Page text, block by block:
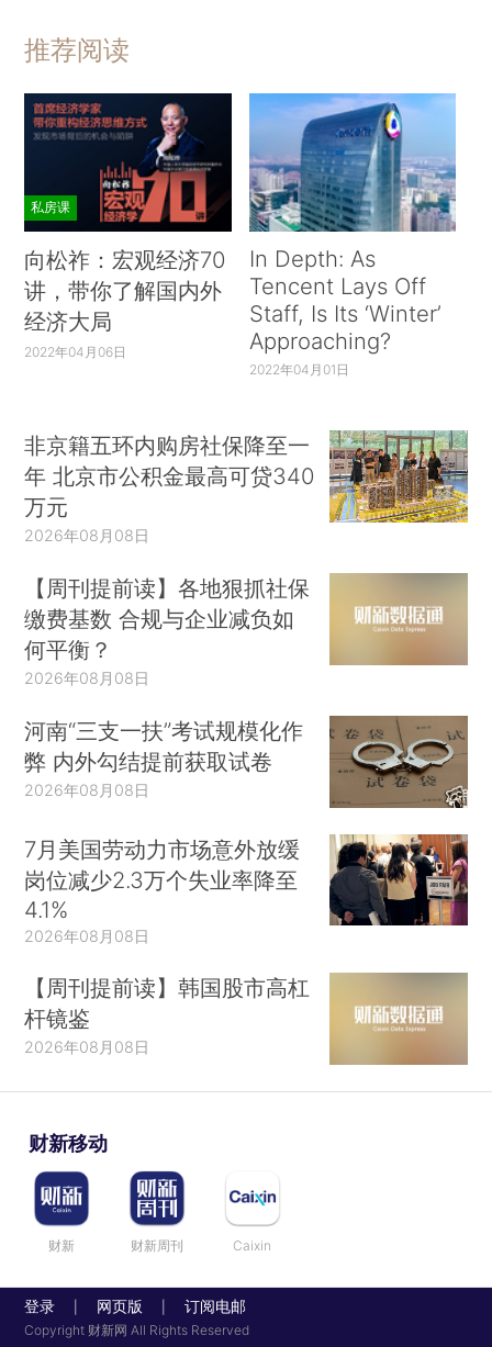
推荐阅读
私房课
向松祚：宏观经济70
讲，带你了解国内外
经济大局
2022年04月06日
In Depth: As
Tencent Lays Off
Staff, Is Its ‘Winter’
Approaching?
2022年04月01日
非京籍五环内购房社保降至一
年 北京市公积金最高可贷340
万元
2026年08月08日
【周刊提前读】各地狠抓社保
缴费基数 合规与企业减负如
何平衡？
2026年08月08日
河南“三支一扶”考试规模化作
弊 内外勾结提前获取试卷
2026年08月08日
7月美国劳动力市场意外放缓
岗位减少2.3万个失业率降至
4.1%
2026年08月08日
【周刊提前读】韩国股市高杠
杆镜鉴
2026年08月08日
财新移动
财新 财新周刊 Caixin
登录 网页版 订阅电邮
Copyright 财新网 All Rights Reserved